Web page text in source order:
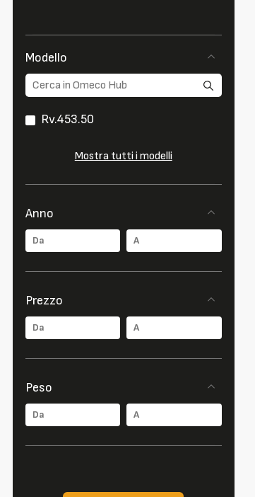
Modello
Rv.453.50
Mostra tutti i modelli
Anno
Prezzo
Peso